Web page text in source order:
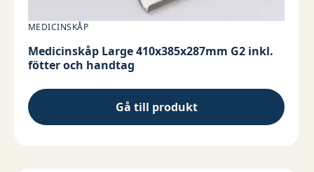
MEDICINSKÅP
Medicinskåp Large 410x385x287mm G2 inkl.
fötter och handtag
Gå till produkt